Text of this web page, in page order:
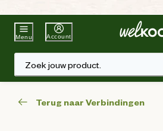
Beste Winkelketen
Menu Account
Zoek jouw product.
Terug naar Verbindingen